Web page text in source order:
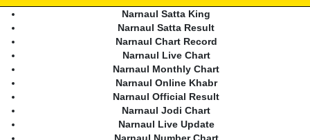
Narnaul Satta King
Narnaul Satta Result
Narnaul Chart Record
Narnaul Live Chart
Narnaul Monthly Chart
Narnaul Online Khabr
Narnaul Official Result
Narnaul Jodi Chart
Narnaul Live Update